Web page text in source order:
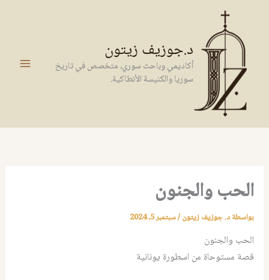
المحتوى
د.جوزيف زيتون
أكاديمي وباحث سوري، متخصص في تاريخ
سوريا والكنيسة الأنطاكية.
الحب والجنون
بواسطةد. جوزيف زيتون/سبتمبر 5, 2024
الحب والجنون
قصة مستوحاة من اسطورة يونانية